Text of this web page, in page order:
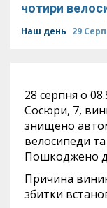
чотири
Наш день 29
28 серпня о
Сосюри, 7,
знищено
велосипеди
Пошкоджено
Причина
збитки